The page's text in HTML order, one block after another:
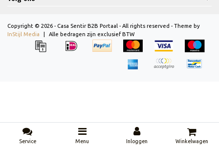
Copyright © 2026 - Casa Sentir B2B Portaal - All rights reserved - Theme by
InStijl Media
Alle bedragen zijn exclusief BTW
Service Menu Inloggen Winkelwagen